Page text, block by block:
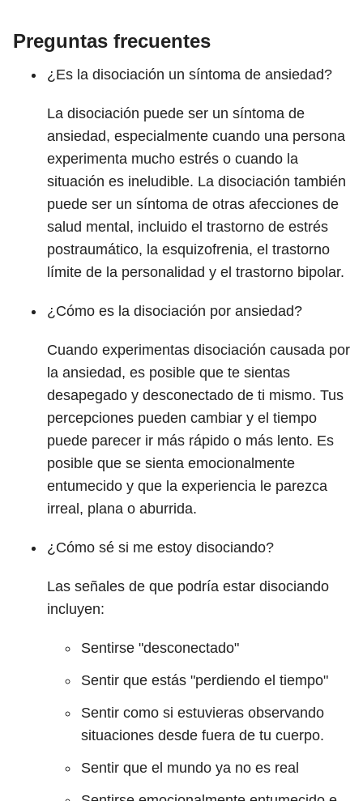
Preguntas frecuentes
¿Es la disociación un síntoma de ansiedad?
La disociación puede ser un síntoma de
ansiedad, especialmente cuando una persona
experimenta mucho estrés o cuando la
situación es ineludible. La disociación también
puede ser un síntoma de otras afecciones de
salud mental, incluido el trastorno de estrés
postraumático, la esquizofrenia, el trastorno
límite de la personalidad y el trastorno bipolar.
¿Cómo es la disociación por ansiedad?
Cuando experimentas disociación causada por
la ansiedad, es posible que te sientas
desapegado y desconectado de ti mismo. Tus
percepciones pueden cambiar y el tiempo
puede parecer ir más rápido o más lento. Es
posible que se sienta emocionalmente
entumecido y que la experiencia le parezca
irreal, plana o aburrida.
¿Cómo sé si me estoy disociando?
Las señales de que podría estar disociando
incluyen:
Sentirse "desconectado"
Sentir que estás "perdiendo el tiempo"
Sentir como si estuvieras observando
situaciones desde fuera de tu cuerpo.
Sentir que el mundo ya no es real